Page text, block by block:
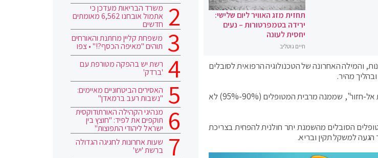
תחזית מזג האוויר ליום שלישי:
ירידה בטמפרטורות – נעים
יחסית לעונה
חיים גוטליב
והמילה האחרונה של הטכנולוגיה הרפואית לסובלים
מהיר.
מחקרים שנערכו בתחום הראו שמרגע שההשמנה מתבססת – נוצרת מעין "נקודת אל-חזור", שממנה מרבית המטופלים (90%-95%) לא
הסובלים מהשמנת יתר חולנית להפחית בצריכת
למשקל תקין ובריא.
משרד הבריאות מעדכן כי
אתמול אובחנו 6,562 מאומתים
חדשים
משפחת קליין מחתנת והאורחים
תוהים "מאיפה הכסף?!" • צפו
רשת יש בהפקה מטורפת עם
'ברדק'
האסירים הביטחוניים מאיימים:
"נשבות רעב ברמאדן"
מנהיגי הקהילה האורתודוקסית
תוקפים את לפיד: "חוצץ בין
ישראל ליהודי התפוצות"
שעות אחרונות לחגיגה הגדולה
ברשת 'יש'